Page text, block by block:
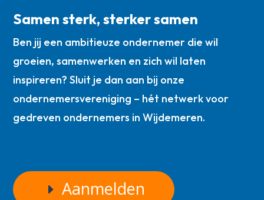
Samen sterk, sterker samen
Ben jij een ambitieuze ondernemer die wil
groeien, samenwerken en zich wil laten
inspireren? Sluit je dan aan bij onze
ondernemersvereniging – hét netwerk voor
gedreven ondernemers in Wijdemeren.
Aanmelden